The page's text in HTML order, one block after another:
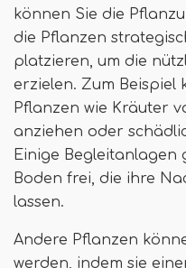
können Sie die
die Pflanzen
platzieren, um die
erzielen. Zum
Pflanzen wie Kräuter
anziehen oder
Einige Begleitanlagen
Boden frei, die ihre
lassen.
Andere Pflanzen
werden, indem sie